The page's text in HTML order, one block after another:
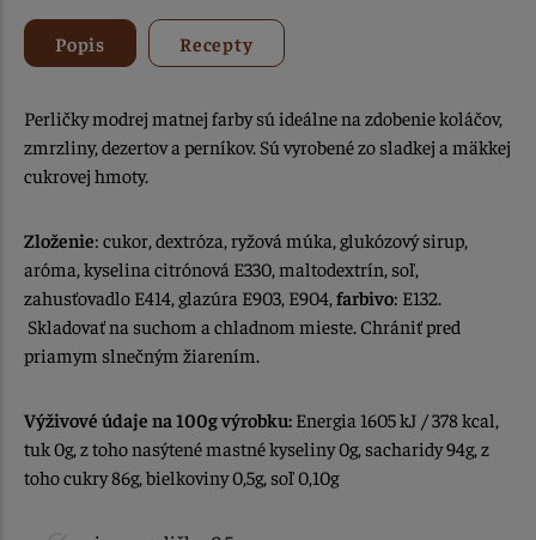
Popis Recepty
Perličky modrej matnej farby sú ideálne na zdobenie koláčov,
zmrzliny, dezertov a perníkov. Sú vyrobené zo sladkej a mäkkej
cukrovej hmoty.
Zloženie: cukor, dextróza, ryžová múka, glukózový sirup,
aróma, kyselina citrónová E330, maltodextrín, soľ,
zahusťovadlo E414, glazúra E903, E904, farbivo: E132.
Skladovať na suchom a chladnom mieste. Chrániť pred
priamym slnečným žiarením.
Výživové údaje na 100g výrobku: Energia 1605 kJ / 378 kcal,
tuk 0g, z toho nasýtené mastné kyseliny 0g, sacharidy 94g, z
toho cukry 86g, bielkoviny 0,5g, soľ 0,10g